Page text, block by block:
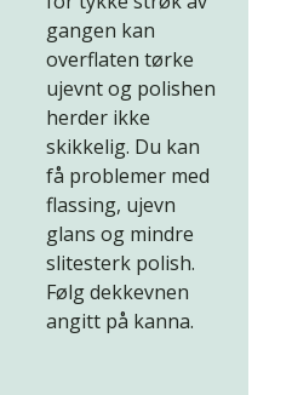
gangen kan
overflaten tørke
ujevnt og polishen
herder ikke
skikkelig. Du kan
få problemer med
flassing, ujevn
glans og mindre
slitesterk polish.
Følg dekkevnen
angitt på kanna.